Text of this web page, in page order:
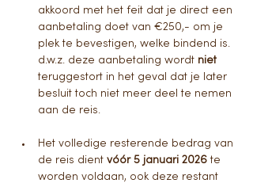
akkoord met het feit dat je direct een
aanbetaling doet van €250,- om je
plek te bevestigen, welke bindend is.
d.w.z. deze aanbetaling wordt niet
teruggestort in het geval dat je later
besluit toch niet meer deel te nemen
aan de reis.
Het volledige resterende bedrag van
de reis dient vóór 5 januari 2026 te
worden voldaan, ook deze restant